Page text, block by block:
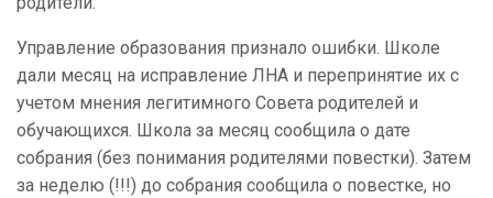
Управление образования признало ошибки. Школе
дали месяц на исправление ЛНА и перепринятие их с
учетом мнения легитимного Совета родителей и
обучающихся. Школа за месяц сообщила о дате
собрания (без понимания родителями повестки). Затем
за неделю (!!!) до собрания сообщила о повестке, но